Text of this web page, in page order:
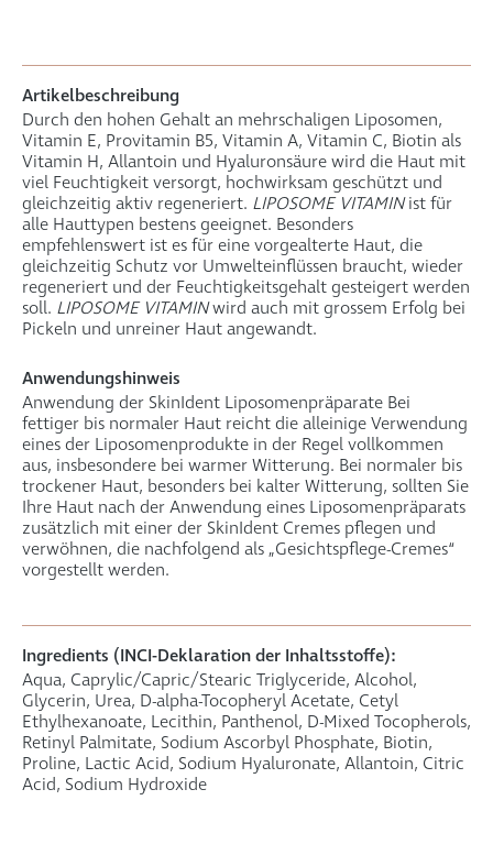
Artikelbeschreibung
Durch den hohen Gehalt an mehrschaligen Liposomen,
Vitamin E, Provitamin B5, Vitamin A, Vitamin C, Biotin als
Vitamin H, Allantoin und Hyaluronsäure wird die Haut mit
viel Feuchtigkeit versorgt, hochwirksam geschützt und
gleichzeitig aktiv regeneriert. LIPOSOME VITAMINist für
alle Hauttypen bestens geeignet. Besonders
empfehlenswert ist es für eine vorgealterte Haut, die
gleichzeitig Schutz vor Umwelteinflüssen braucht, wieder
regeneriert und der Feuchtigkeitsgehalt gesteigert werden
soll. LIPOSOME VITAMINwird auch mit grossem Erfolg bei
Pickeln und unreiner Haut angewandt.
Anwendungshinweis
Anwendung der SkinIdent Liposomenpräparate Bei
fettiger bis normaler Haut reicht die alleinige Verwendung
eines der Liposomenprodukte in der Regel vollkommen
aus, insbesondere bei warmer Witterung. Bei normaler bis
trockener Haut, besonders bei kalter Witterung, sollten Sie
Ihre Haut nach der Anwendung eines Liposomenpräparats
zusätzlich mit einer der SkinIdent Cremes pflegen und
verwöhnen, die nachfolgend als „Gesichtspflege-Cremes“
vorgestellt werden.
Ingredients (INCI-Deklaration der Inhaltsstoffe):
Aqua, Caprylic/Capric/Stearic Triglyceride, Alcohol,
Glycerin, Urea, D-alpha-Tocopheryl Acetate, Cetyl
Ethylhexanoate, Lecithin, Panthenol, D-Mixed Tocopherols,
Retinyl Palmitate, Sodium Ascorbyl Phosphate, Biotin,
Proline, Lactic Acid, Sodium Hyaluronate, Allantoin, Citric
Acid, Sodium Hydroxide